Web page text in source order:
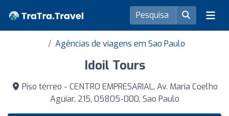
Agências de viagens em Sao Paulo
Idoil Tours
Piso térreo - CENTRO EMPRESARIAL, Av. Maria Coelho
Aguiar, 215, 05805-000, Sao Paulo